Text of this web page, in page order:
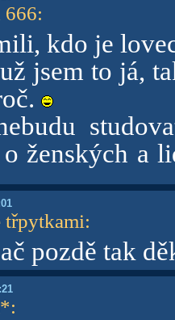
666:
kdo je
jsem to já,
ženských a
třpytkami:
pozdě tak
: